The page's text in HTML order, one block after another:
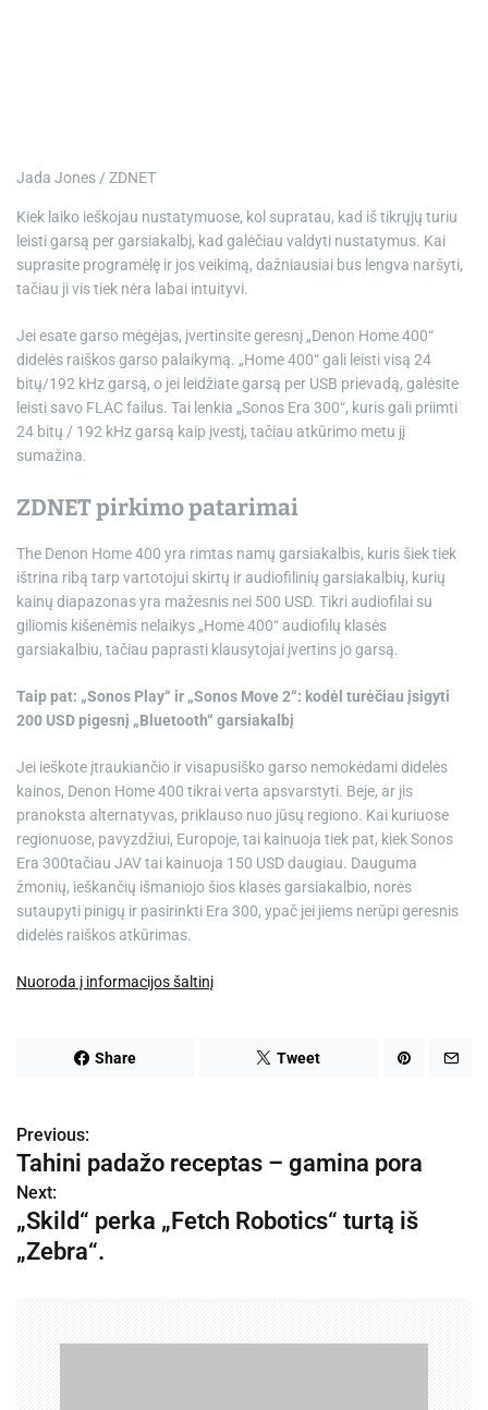
Jada Jones / ZDNET
Kiek laiko ieškojau nustatymuose, kol supratau, kad iš tikrųjų turiu
leisti garsą per garsiakalbį, kad galėčiau valdyti nustatymus. Kai
suprasite programėlę ir jos veikimą, dažniausiai bus lengva naršyti,
tačiau ji vis tiek nėra labai intuityvi.
Jei esate garso mėgėjas, įvertinsite geresnį „Denon Home 400“
didelės raiškos garso palaikymą. „Home 400“ gali leisti visą 24
bitų/192 kHz garsą, o jei leidžiate garsą per USB prievadą, galėsite
leisti savo FLAC failus. Tai lenkia „Sonos Era 300“, kuris gali priimti
24 bitų / 192 kHz garsą kaip įvestį, tačiau atkūrimo metu jį
sumažina.
ZDNET pirkimo patarimai
The Denon Home 400 yra rimtas namų garsiakalbis, kuris šiek tiek
ištrina ribą tarp vartotojui skirtų ir audiofilinių garsiakalbių, kurių
kainų diapazonas yra mažesnis nei 500 USD. Tikri audiofilai su
giliomis kišenėmis nelaikys „Home 400“ audiofilų klasės
garsiakalbiu, tačiau paprasti klausytojai įvertins jo garsą.
Taip pat: „Sonos Play“ ir „Sonos Move 2“: kodėl turėčiau įsigyti
200 USD pigesnį „Bluetooth“ garsiakalbį
Jei ieškote įtraukiančio ir visapusiško garso nemokėdami didelės
kainos, Denon Home 400 tikrai verta apsvarstyti. Beje, ar jis
pranoksta alternatyvas, priklauso nuo jūsų regiono. Kai kuriuose
regionuose, pavyzdžiui, Europoje, tai kainuoja tiek pat, kiekSonos
Era 300tačiau JAV tai kainuoja 150 USD daugiau. Dauguma
žmonių, ieškančių išmaniojo šios klasės garsiakalbio, norės
sutaupyti pinigų ir pasirinkti Era 300, ypač jei jiems nerūpi geresnis
didelės raiškos atkūrimas.
Nuoroda į informacijos šaltinį
Share Tweet
N
a
v
i
Previous:
Tahini padažo receptas – gamina pora
Next:
„Skild“ perka „Fetch Robotics“ turtą iš
„Zebra“.